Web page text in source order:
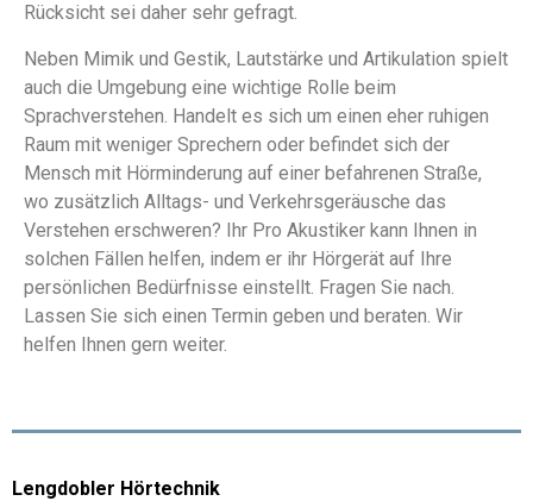
Rücksicht sei daher sehr gefragt.
Neben Mimik und Gestik, Lautstärke und Artikulation spielt
auch die Umgebung eine wichtige Rolle beim
Sprachverstehen. Handelt es sich um einen eher ruhigen
Raum mit weniger Sprechern oder befindet sich der
Mensch mit Hörminderung auf einer befahrenen Straße,
wo zusätzlich Alltags- und Verkehrsgeräusche das
Verstehen erschweren? Ihr Pro Akustiker kann Ihnen in
solchen Fällen helfen, indem er ihr Hörgerät auf Ihre
persönlichen Bedürfnisse einstellt. Fragen Sie nach.
Lassen Sie sich einen Termin geben und beraten. Wir
helfen Ihnen gern weiter.
Lengdobler Hörtechnik